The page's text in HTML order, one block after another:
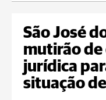
São José
mutirão
jurídica
situação